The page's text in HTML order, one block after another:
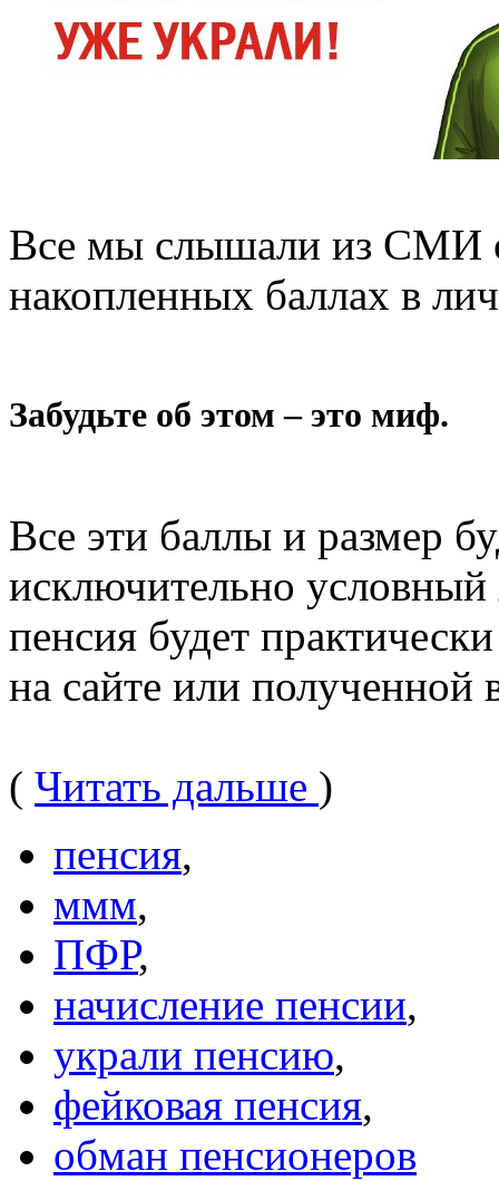
Все мы слышали из СМИ
накопленных баллах в
Забудьте об этом – это миф.
Все эти баллы и размер
исключительно условный
пенсия будет
на сайте или
( Читать дальше )
пенсия,
ммм,
ПФР,
начисление пенсии,
украли пенсию,
фейковая пенсия,
обман пенсионеров